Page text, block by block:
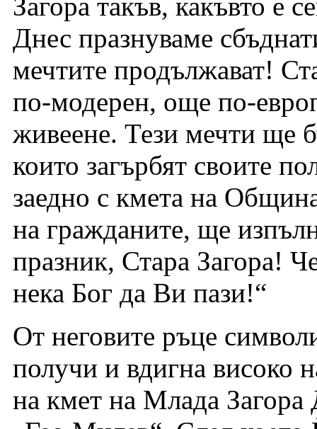
Днес празнуваме
мечтите продължават!
по-модерен, още по-
живеене. Тези мечти ще
които загърбят своите
заедно с кмета на
на гражданите, ще
празник, Стара Загора!
нека Бог да Ви пази!“
От неговите ръце
получи и вдигна високо
на кмет на Млада